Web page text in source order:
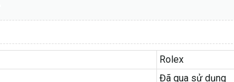
Rolex
Đã qua sử dụng